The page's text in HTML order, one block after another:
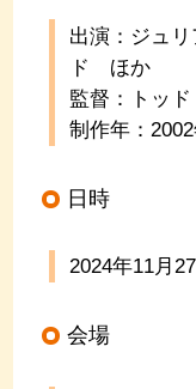
出演：ジュ
ド ほか
監督：トッ
制作年：
日時
2024年11月
会場